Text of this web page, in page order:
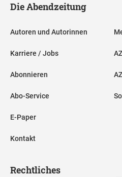
Die Abendzeitung
Autoren und Autorinnen
Karriere / Jobs
Abonnieren
Abo-Service
E-Paper
Kontakt
Rechtliches